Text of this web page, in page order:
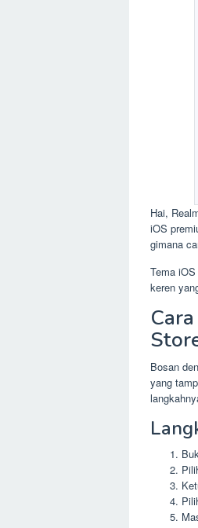
Hai,
iOS
gimana
Tema
keren
Bosan
yang